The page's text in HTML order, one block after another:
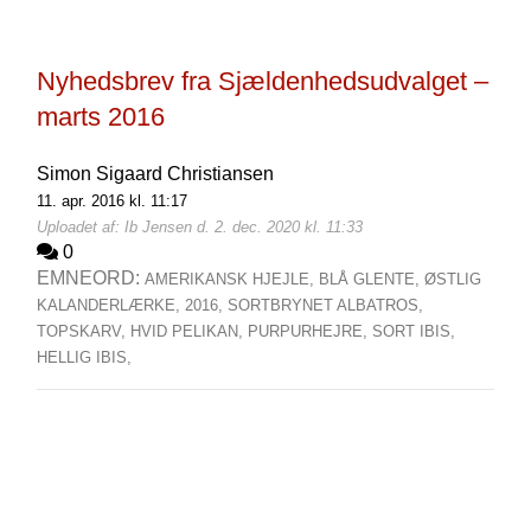
Nyhedsbrev fra Sjældenhedsudvalget –
marts 2016
Simon Sigaard Christiansen
11. apr. 2016 kl. 11:17
Uploadet af: Ib Jensen d. 2. dec. 2020 kl. 11:33
0
EMNEORD: AMERIKANSK HJEJLE, BLÅ GLENTE, ØSTLIG
KALANDERLÆRKE, 2016, SORTBRYNET ALBATROS,
TOPSKARV, HVID PELIKAN, PURPURHEJRE, SORT IBIS,
HELLIG IBIS,